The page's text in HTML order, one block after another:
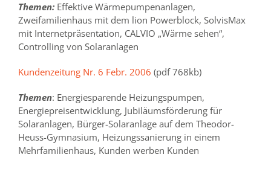
Themen: Effektive Wärmepumpenanlagen,
Zweifamilienhaus mit dem lion Powerblock, SolvisMax
mit Internetpräsentation, CALVIO „Wärme sehen“,
Controlling von Solaranlagen
Kundenzeitung Nr. 6 Febr. 2006 (pdf 768kb)
Themen: Energiesparende Heizungspumpen,
Energiepreisentwicklung, Jubiläumsförderung für
Solaranlagen, Bürger-Solaranlage auf dem Theodor-
Heuss-Gymnasium, Heizungssanierung in einem
Mehrfamilienhaus, Kunden werben Kunden